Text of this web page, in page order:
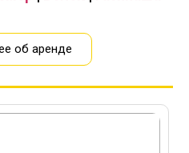
об аренде